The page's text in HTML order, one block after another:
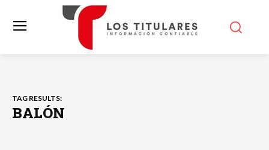
TAG RESULTS:
BALÓN